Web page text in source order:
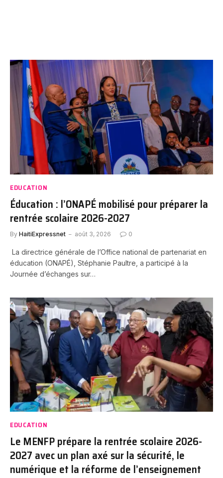
EDUCATION
Éducation : l’ONAPÉ mobilisé pour préparer la
rentrée scolaire 2026-2027
By HaitiExpressnet août 3, 2026 0
La directrice générale de l’Office national de partenariat en
éducation (ONAPÉ), Stéphanie Paultre, a participé à la
Journée d’échanges sur…
EDUCATION
Le MENFP prépare la rentrée scolaire 2026-
2027 avec un plan axé sur la sécurité, le
numérique et la réforme de l’enseignement